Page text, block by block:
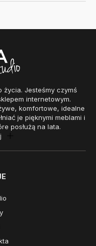
życia. Jesteśmy czymś
internetowym.
komfortowe, idealne
je pięknymi meblami i
posłużą na lata.